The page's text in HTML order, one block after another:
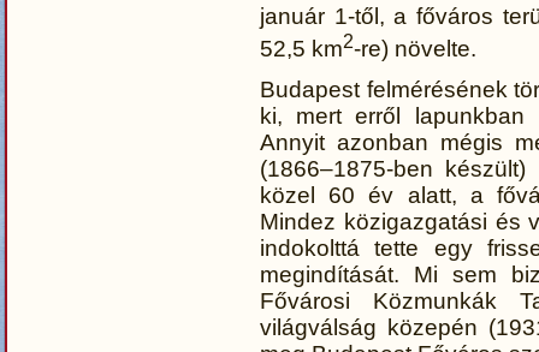
január 1-től, a főváros
52,5 km2-re) növelte.
Budapest felmérésének
ki, mert erről
Annyit azonban mégis
(1866–1875-ben
közel 60 év alatt, a
Mindez közigazgatási és
indokolttá tette egy
megindítását. Mi sem
Fővárosi Közmunkák
világválság közepén